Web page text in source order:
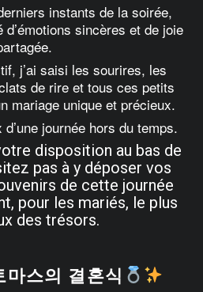
instants de la soirée,
sincères et de joie
j’ai saisi les sourires, les
de rire et tous ces petits
mariage unique et précieux.
journée hors du temps.
disposition au bas de
pas à y déposer vos
de cette journée
pour les mariés, le plus
des trésors.
마스의 결혼식